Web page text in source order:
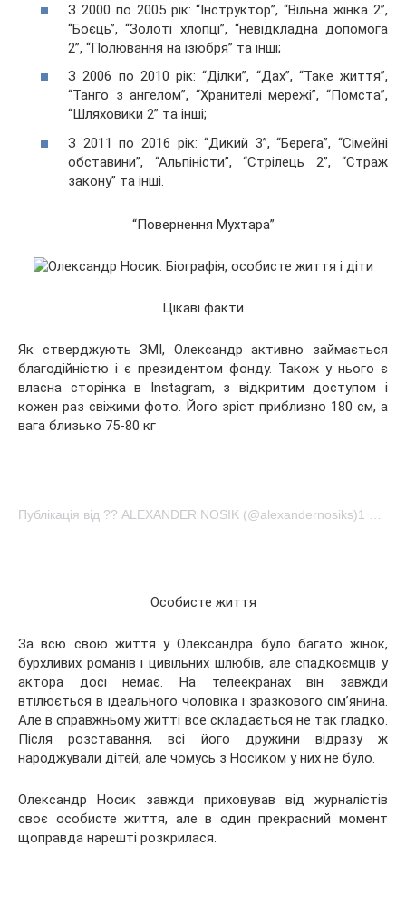
З 2000 по 2005 рік: “Інструктор”, “Вільна жінка 2”,
“Боєць”, “Золоті хлопці”, “невідкладна допомога
2”, “Полювання на ізюбря” та інші;
З 2006 по 2010 рік: “Ділки”, “Дах”, “Таке життя”,
“Танго з ангелом”, “Хранителі мережі”, “Помста”,
“Шляховики 2” та інші;
З 2011 по 2016 рік: “Дикий 3”, “Берега”, “Сімейні
обставини”, “Альпіністи”, “Стрілець 2”, “Страж
закону” та інші.
“Повернення Мухтара”
Цікаві факти
Як стверджують ЗМІ, Олександр активно займається
благодійністю і є президентом фонду. Також у нього є
власна сторінка в Instagram, з відкритим доступом і
кожен раз свіжими фото. Його зріст приблизно 180 см, а
вага близько 75-80 кг
Особисте життя
За всю свою життя у Олександра було багато жінок,
бурхливих романів і цивільних шлюбів, але спадкоємців у
актора досі немає. На телеекранах він завжди
втілюється в ідеального чоловіка і зразкового сім’янина.
Але в справжньому житті все складається не так гладко.
Після розставання, всі його дружини відразу ж
народжували дітей, але чомусь з Носиком у них не було.
Олександр Носик завжди приховував від журналістів
своє особисте життя, але в один прекрасний момент
щоправда нарешті розкрилася.